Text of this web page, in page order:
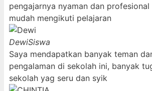
pengajarnya nyaman dan profesional
mudah mengikuti pelajaran
DewiSiswa
Saya mendapatkan banyak teman
pengalaman di sekolah ini, banyak
sekolah yag seru dan syik